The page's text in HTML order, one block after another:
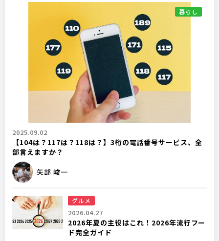
暮らし
2025.09.02
【104は？117は？118は？】3桁の電話番号サービス、全
部言えますか？
矢部 峻一
グルメ
2026.04.27
2026年夏の主役はこれ！2026年流行フー
ド完全ガイド